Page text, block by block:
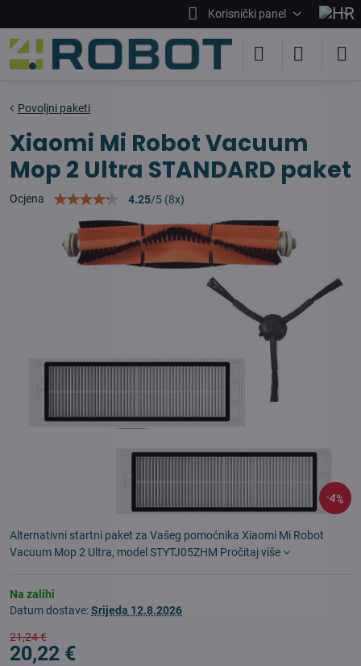
Korisnički panel
4%
Povoljni paketi
Xiaomi Mi Robot Vacuum
Mop 2 Ultra STANDARD paket
Ocjena 4.25/5 (8x)
Alternativni startni paket za Vašeg pomoćnika Xiaomi Mi Robot
Vacuum Mop 2 Ultra, model STYTJ05ZHM Pročitaj više
Na zalihi
Datum dostave:Srijeda 12.8.2026
21,24 €
20,22 €